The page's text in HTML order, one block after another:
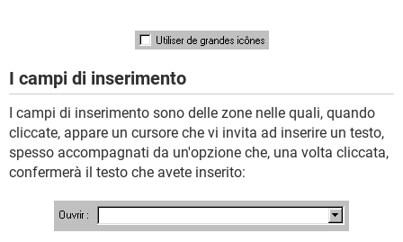
I campi di inserimento
I campi di inserimento sono delle zone nelle quali, quando
cliccate, appare un cursore che vi invita ad inserire un testo,
spesso accompagnati da un'opzione che, una volta cliccata,
confermerà il testo che avete inserito: